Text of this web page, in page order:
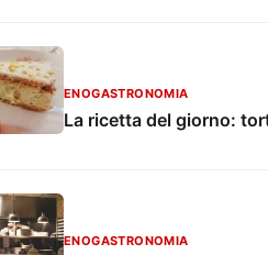
ENOGASTRONOMIA
La ricetta del giorno:
ENOGASTRONOMIA